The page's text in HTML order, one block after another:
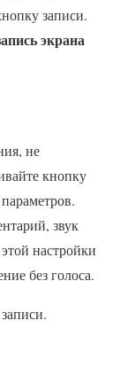
записи.
экрана
не
кнопку
звук
настройки
без голоса.